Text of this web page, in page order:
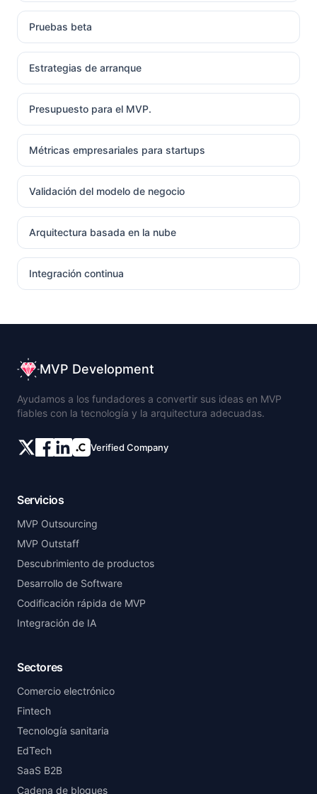
Pruebas beta
Estrategias de arranque
Presupuesto para el MVP.
Métricas empresariales para startups
Validación del modelo de negocio
Arquitectura basada en la nube
Integración continua
MVP Development
Ayudamos a los fundadores a convertir sus ideas en MVP
fiables con la tecnología y la arquitectura adecuadas.
Verified Company
Servicios
MVP Outsourcing
MVP Outstaff
Descubrimiento de productos
Desarrollo de Software
Codificación rápida de MVP
Integración de IA
Sectores
Comercio electrónico
Fintech
Tecnología sanitaria
EdTech
SaaS B2B
Cadena de bloques